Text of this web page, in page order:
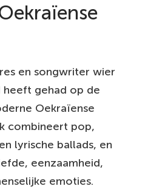
en songwriter wier
gehad op de
Oekraïense
combineert pop,
lyrische ballads, en
eenzaamheid,
emoties.